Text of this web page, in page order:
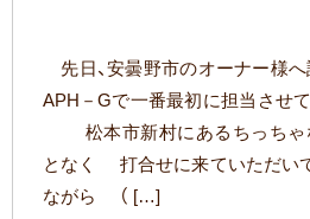
先日、安曇野市のオーナー様
APH－Gで一番最初に担当させ
松本市新村にあるちっちゃ
となく 打合せに来ていただい
ながら （ […]